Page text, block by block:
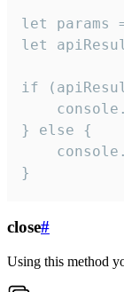
let
let
if
} else {
}
close#
Using this method